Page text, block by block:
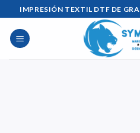
Saltar
al
contenido
IMPRESIÓN TEXTIL DTF DE